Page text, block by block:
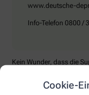
Cookie-
www.deutsche-
Info-Telefon 0800 /
Kein Wunder, dass die
Zucker – also
Das sind Substanzen,